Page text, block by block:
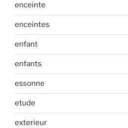
enceinte
enceintes
enfant
enfants
essonne
etude
exterieur